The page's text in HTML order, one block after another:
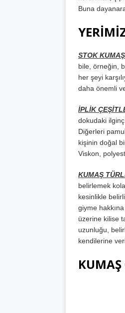
Buna
STOK
bile, örneğin,
her şeyi
daha önemli
İPLİK
dokudaki
Diğerleri
kişinin doğal
Viskon,
KUMAŞ
belirlemek
kesinlikle
giyme
üzerine kilise
uzunluğu,
kendilerine
KUMAŞ